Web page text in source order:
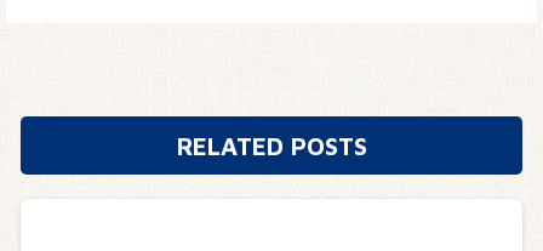
RELATED POSTS